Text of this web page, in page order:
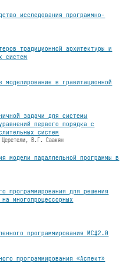
исследования программно-
традиционной архитектуры и
систем
моделирование в гравитационной
задачи для системы
первого порядка с
систем
В.Г. Саакян
модели параллельной программы в
программирования для решения
многопроцессорных
программирования МС#2.0
программирования «Аспект»